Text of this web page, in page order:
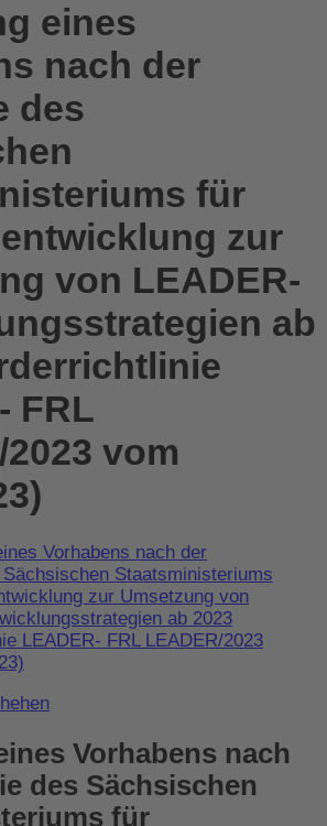
eines
nach der
des
für
zur
von LEADER-
ab
FRL
vom
Vorhabens nach
des Sächsischen
für